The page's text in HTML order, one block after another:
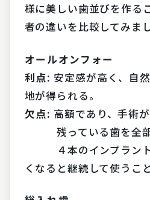
様に美しい歯並びを作る
者の違いを比較してみまし
オールオンフォー
利点: 安定感が高く、自
地が得られる。
欠点: 高額であり、手術が
残っている歯を全部
４本のインプラント
くなると継続して使うこ